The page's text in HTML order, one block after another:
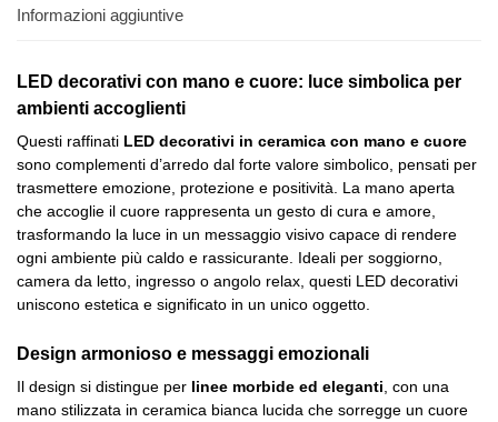
Informazioni aggiuntive
LED decorativi con mano e cuore: luce simbolica per
ambienti accoglienti
Questi raffinati LED decorativi in ceramica con mano e cuore
sono complementi d’arredo dal forte valore simbolico, pensati per
trasmettere emozione, protezione e positività. La mano aperta
che accoglie il cuore rappresenta un gesto di cura e amore,
trasformando la luce in un messaggio visivo capace di rendere
ogni ambiente più caldo e rassicurante. Ideali per soggiorno,
camera da letto, ingresso o angolo relax, questi LED decorativi
uniscono estetica e significato in un unico oggetto.
Design armonioso e messaggi emozionali
Il design si distingue per linee morbide ed eleganti , con una
mano stilizzata in ceramica bianca lucida che sorregge un cuore